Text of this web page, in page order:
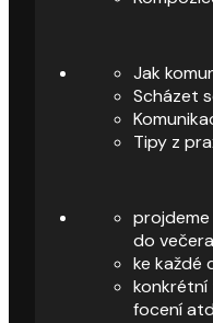
Jak
Scházet
Tipy z
do večera
ke každé
konkrétní
focení